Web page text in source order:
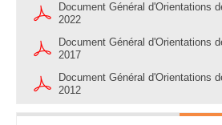
Document Général d'Orientations
2022
Document Général d'Orientations
2017
Document Général d'Orientations
2012